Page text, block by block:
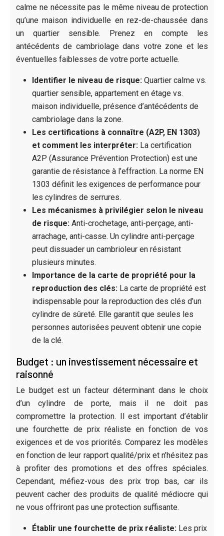
calme ne nécessite pas le même niveau de protection
qu’une maison individuelle en rez-de-chaussée dans
un quartier sensible. Prenez en compte les
antécédents de cambriolage dans votre zone et les
éventuelles faiblesses de votre porte actuelle.
Identifier le niveau de risque: Quartier calme vs.
quartier sensible, appartement en étage vs.
maison individuelle, présence d’antécédents de
cambriolage dans la zone.
Les certifications à connaître (A2P, EN 1303)
et comment les interpréter: La certification
A2P (Assurance Prévention Protection) est une
garantie de résistance à l’effraction. La norme EN
1303 définit les exigences de performance pour
les cylindres de serrures.
Les mécanismes à privilégier selon le niveau
de risque: Anti-crochetage, anti-perçage, anti-
arrachage, anti-casse. Un cylindre anti-perçage
peut dissuader un cambrioleur en résistant
plusieurs minutes.
Importance de la carte de propriété pour la
reproduction des clés: La carte de propriété est
indispensable pour la reproduction des clés d’un
cylindre de sûreté. Elle garantit que seules les
personnes autorisées peuvent obtenir une copie
de la clé.
Budget : un investissement nécessaire et
raisonné
Le budget est un facteur déterminant dans le choix
d’un cylindre de porte, mais il ne doit pas
compromettre la protection. Il est important d’établir
une fourchette de prix réaliste en fonction de vos
exigences et de vos priorités. Comparez les modèles
en fonction de leur rapport qualité/prix et n’hésitez pas
à profiter des promotions et des offres spéciales.
Cependant, méfiez-vous des prix trop bas, car ils
peuvent cacher des produits de qualité médiocre qui
ne vous offriront pas une protection suffisante.
Établir une fourchette de prix réaliste: Les prix